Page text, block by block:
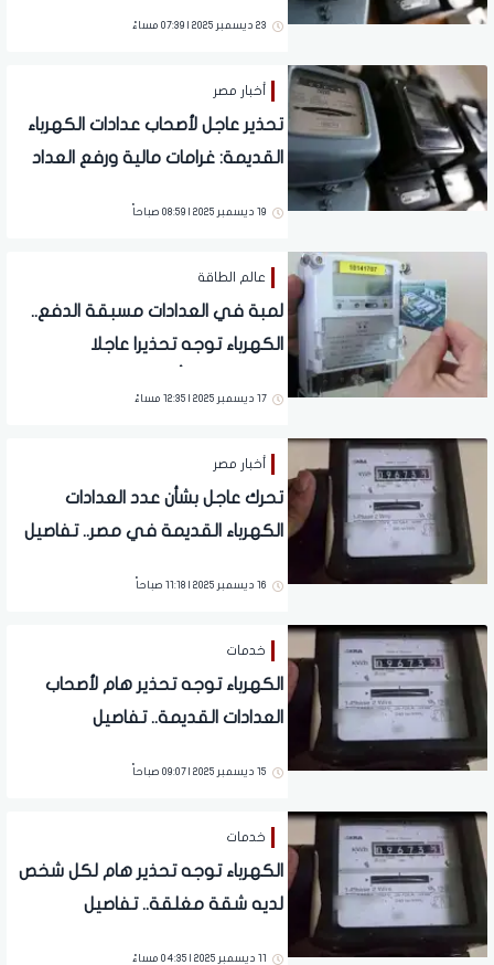
23 ديسمبر 2025 | 07:39 مساءً
أخبار مصر
تحذير عاجل لأصحاب عدادات الكهرباء
القديمة: غرامات مالية ورفع العداد
19 ديسمبر 2025 | 08:59 صباحاً
عالم الطاقة
لمبة في العدادات مسبقة الدفع..
الكهرباء توجه تحذيرا عاجلا
17 ديسمبر 2025 | 12:35 مساءً
أخبار مصر
تحرك عاجل بشأن عدد العدادات
الكهرباء القديمة في مصر.. تفاصيل
16 ديسمبر 2025 | 11:18 صباحاً
خدمات
الكهرباء توجه تحذير هام لأصحاب
العدادات القديمة.. تفاصيل
15 ديسمبر 2025 | 09:07 صباحاً
خدمات
الكهرباء توجه تحذير هام لكل شخص
لديه شقة مغلقة.. تفاصيل
11 ديسمبر 2025 | 04:35 مساءً